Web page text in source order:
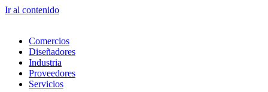
Ir al contenido
Comercios
Diseñadores
Industria
Proveedores
Servicios